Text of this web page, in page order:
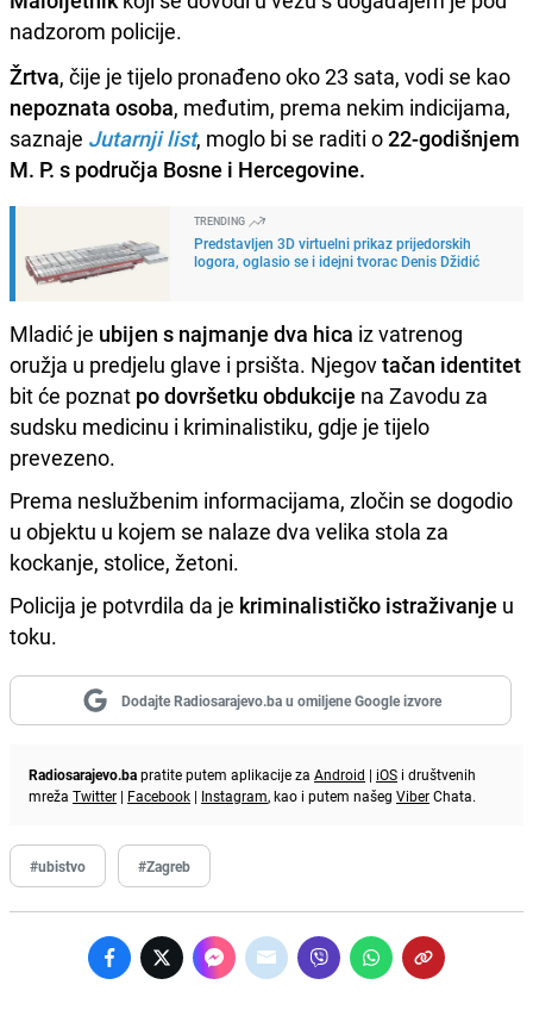
nadzorom policije.
Žrtva, čije je tijelo pronađeno oko 23 sata, vodi se kao
nepoznata osoba, međutim, prema nekim indicijama,
saznaje Jutarnji list, moglo bi se raditi o22-godišnjem
M. P. s područja Bosne i Hercegovine.
TRENDING
Predstavljen 3D virtuelni prikaz prijedorskih
logora, oglasio se i idejni tvorac Denis Džidić
Mladić je ubijen s najmanje dva hica iz vatrenog
oružja u predjelu glave i prsišta. Njegovtačan identitet
bit će poznat po dovršetku obdukcije na Zavodu za
sudsku medicinu i kriminalistiku, gdje je tijelo
prevezeno.
Prema neslužbenim informacijama, zločin se dogodio
u objektu u kojem se nalaze dva velika stola za
kockanje, stolice, žetoni.
Policija je potvrdila da je kriminalističko istraživanje u
toku.
Dodajte Radiosarajevo.ba u omiljene Google izvore
Radiosarajevo.bapratite putem aplikacije za Android | iOS i društvenih
mreža Twitter | Facebook | Instagram, kao i putem našeg ViberChata.
#ubistvo #Zagreb